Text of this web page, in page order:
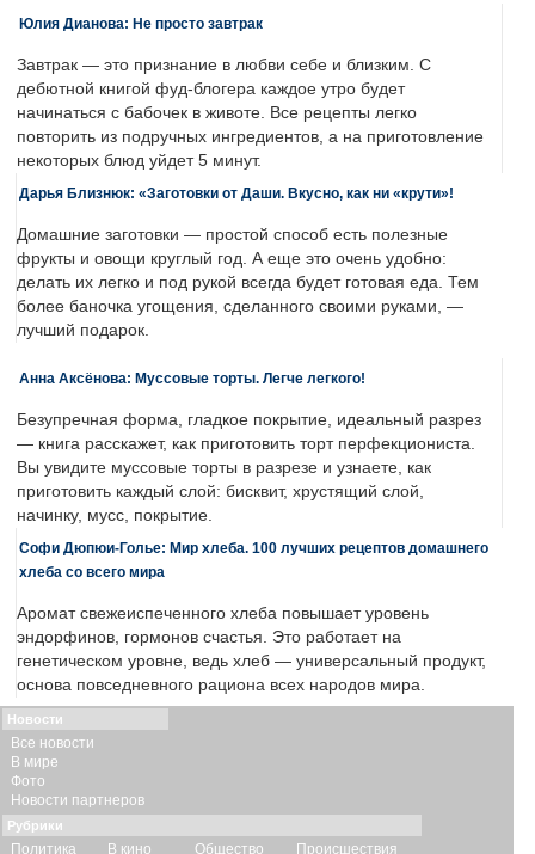
Юлия Дианова: Не просто завтрак
Завтрак — это признание в любви себе и близким. С
дебютной книгой фуд-блогера каждое утро будет
начинаться с бабочек в животе. Все рецепты легко
повторить из подручных ингредиентов, а на приготовление
некоторых блюд уйдет 5 минут.
Дарья Близнюк: «Заготовки от Даши. Вкусно, как ни «крути»!
Домашние заготовки — простой способ есть полезные
фрукты и овощи круглый год. А еще это очень удобно:
делать их легко и под рукой всегда будет готовая еда. Тем
более баночка угощения, сделанного своими руками, —
лучший подарок.
Анна Аксёнова: Муссовые торты. Легче легкого!
Безупречная форма, гладкое покрытие, идеальный разрез
— книга расскажет, как приготовить торт перфекциониста.
Вы увидите муссовые торты в разрезе и узнаете, как
приготовить каждый слой: бисквит, хрустящий слой,
начинку, мусс, покрытие.
Софи Дюпюи-Голье: Мир хлеба. 100 лучших рецептов домашнего
хлеба со всего мира
Аромат свежеиспеченного хлеба повышает уровень
эндорфинов, гормонов счастья. Это работает на
генетическом уровне, ведь хлеб — универсальный продукт,
основа повседневного рациона всех народов мира.
Новости
Все новости
В мире
Фото
Новости партнеров
Рубрики
Политика В кино Общество Происшествия